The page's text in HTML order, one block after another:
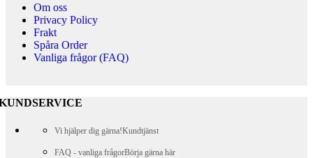
Om oss
Privacy Policy
Frakt
Spåra Order
Vanliga frågor (FAQ)
Vi hjälper dig gärna!Kundtjänst
FAQ - vanliga frågorBörja gärna här